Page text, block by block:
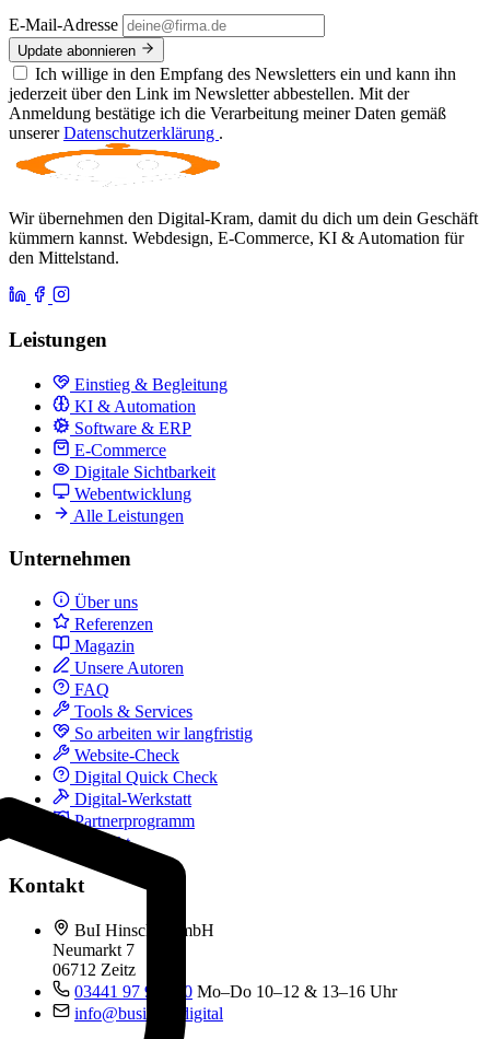
E-Mail-Adresse
Update abonnieren
Ich willige in den Empfang des Newsletters ein und kann ihn
jederzeit über den Link im Newsletter abbestellen. Mit der
Anmeldung bestätige ich die Verarbeitung meiner Daten gemäß
unsererDatenschutzerklärung .
Wir übernehmen den Digital-Kram, damit du dich um dein Geschäft
kümmern kannst. Webdesign, E-Commerce, KI & Automation für
den Mittelstand.
Leistungen
Einstieg & Begleitung
KI & Automation
Software & ERP
E-Commerce
Digitale Sichtbarkeit
Webentwicklung
Alle Leistungen
Unternehmen
Über uns
Referenzen
Magazin
Unsere Autoren
FAQ
Tools & Services
So arbeiten wir langfristig
Website-Check
Digital Quick Check
Digital-Werkstatt
Partnerprogramm
Kontakt
Kontakt
BuI Hinsche GmbH
Neumarkt 7
06712 Zeitz
03441 97 99 060 Mo–Do 10–12 & 13–16 Uhr
info@business.digital